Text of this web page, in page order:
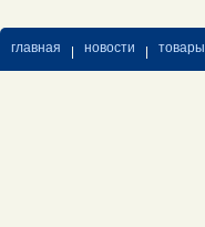
главная новости товары